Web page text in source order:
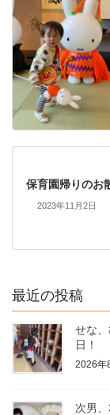
保育園帰りのお
2023年11月2日
最近の投稿
せな
日！
2026年
次男